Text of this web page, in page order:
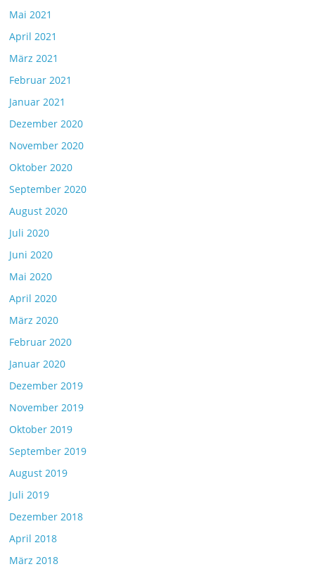
Mai 2021
April 2021
März 2021
Februar 2021
Januar 2021
Dezember 2020
November 2020
Oktober 2020
September 2020
August 2020
Juli 2020
Juni 2020
Mai 2020
April 2020
März 2020
Februar 2020
Januar 2020
Dezember 2019
November 2019
Oktober 2019
September 2019
August 2019
Juli 2019
Dezember 2018
April 2018
März 2018